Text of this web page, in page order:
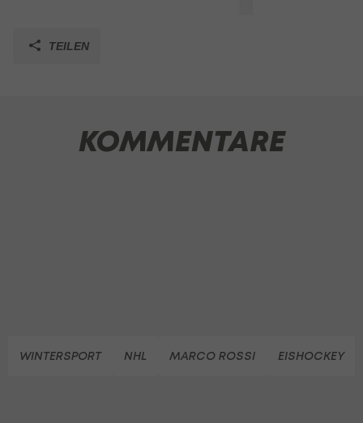
TEILEN
KOMMENTARE
WINTERSPORT NHL MARCO ROSSI EISHOCKEY